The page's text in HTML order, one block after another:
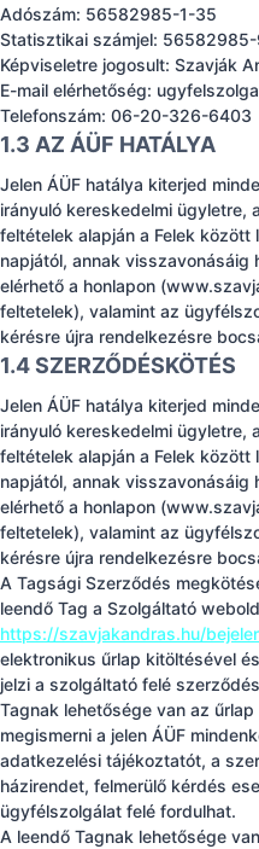
Adószám: 56582985-1-35
Statisztikai számjel:
Képviseletre jogosult: Szavják
E-mail elérhetőség:
Telefonszám: 06-20-326-6403
1.3 AZ ÁÜF HATÁLYA
Jelen ÁÜF hatálya kiterjed
irányuló kereskedelmi ügyletre,
feltételek alapján a Felek között
napjától, annak visszavonásáig
elérhető a honlapon
feltetelek), valamint az
kérésre újra rendelkezésre
1.4 SZERZŐDÉSKÖTÉS
Jelen ÁÜF hatálya kiterjed
irányuló kereskedelmi ügyletre,
feltételek alapján a Felek között
napjától, annak visszavonásáig
elérhető a honlapon
feltetelek), valamint az
kérésre újra rendelkezésre
A Tagsági Szerződés
leendő Tag a Szolgáltató
https://szavjakandras.hu/
elektronikus űrlap kitöltésével
jelzi a szolgáltató felé
Tagnak lehetősége van az
megismerni a jelen ÁÜF
adatkezelési tájékoztatót, a
házirendet, felmerülő kérdés
ügyfélszolgálat felé fordulhat.
A leendő Tagnak lehetősége